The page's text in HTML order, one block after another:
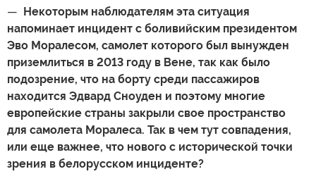
— Некоторым наблюдателям эта ситуация
напоминает инцидент с боливийским президентом
Эво Моралесом, самолет которого был вынужден
приземлиться в 2013 году в Вене, так как было
подозрение, что на борту среди пассажиров
находится Эдвард Сноуден и поэтому многие
европейские страны закрыли свое пространство
для самолета Моралеса. Так в чем тут совпадения,
или еще важнее, что нового с исторической точки
зрения в белорусском инциденте?